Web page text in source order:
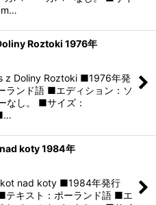
Roztoki 1976年
z Doliny Roztoki ■1976年発
ランド語 ■エディション：ソ
なし。 ■サイズ：
nad koty 1984年
nad koty ■1984年発行
テキスト：ポーランド語 ■エ